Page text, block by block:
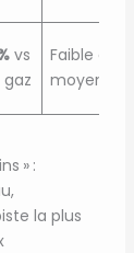
vs
Faible à
moyenne
» :
la plus